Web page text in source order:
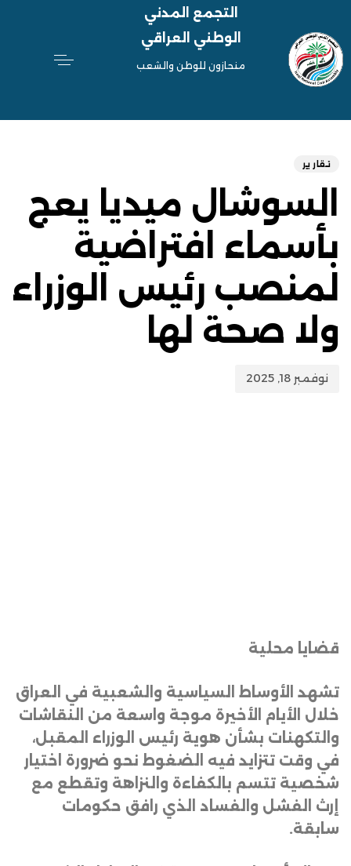
التجمع المدني
الوطني العراقي
منحازون للوطن والشعب
تقارير
السوشال ميديا يعج
بأسماء افتراضية
لمنصب رئيس الوزراء
ولا صحة لها
نوفمبر 18, 2025
قضايا محلية
تشهد الأوساط السياسية والشعبية في العراق
خلال الأيام الأخيرة موجة واسعة من النقاشات
والتكهنات بشأن هوية رئيس الوزراء المقبل،
في وقت تتزايد فيه الضغوط نحو ضرورة اختيار
شخصية تتسم بالكفاءة والنزاهة وتقطع مع
إرث الفشل والفساد الذي رافق حكومات
سابقة.